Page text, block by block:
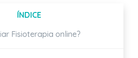
ÍNDICE
Fisioterapia online?